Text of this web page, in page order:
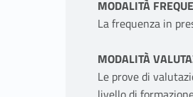
MODALITÀ
La frequenza in
MODALITÀ
Le prove di